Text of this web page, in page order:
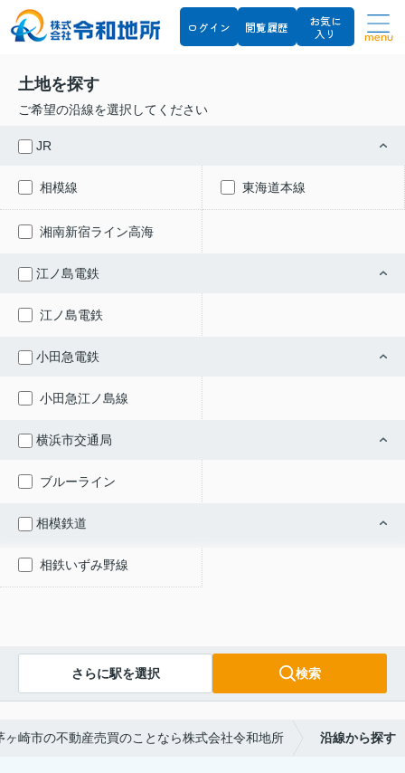
ログイン 閲覧履歴
お気に
入り
menu
土地を探す
ご希望の沿線を選択してください
JR
相模線 東海道本線
湘南新宿ライン高海
江ノ島電鉄
江ノ島電鉄
小田急電鉄
小田急江ノ島線
横浜市交通局
ブルーライン
相模鉄道
相鉄いずみ野線
さらに駅を選択 検索
ヶ崎市の不動産売買のことなら株式会社令和地所 沿線から探す